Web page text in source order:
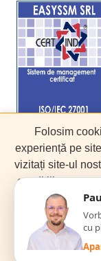
Folosim
experiență pe
vizitați site-ul
condițiile
Copyright ©